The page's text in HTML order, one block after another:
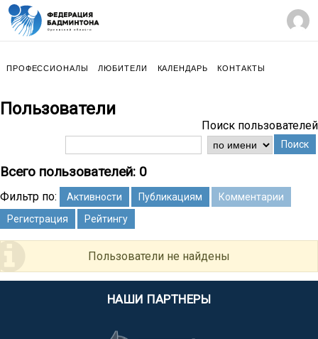
ПРОФЕССИОНАЛЫ ЛЮБИТЕЛИ КАЛЕНДАРЬ КОНТАКТЫ
Пользователи
Поиск пользователей
Поиск
Всего пользователей: 0
Фильтр по: Активности Публикациям
Комментарии
Регистрация
Рейтингу
Пользователи не найдены
НАШИ ПАРТНЕРЫ